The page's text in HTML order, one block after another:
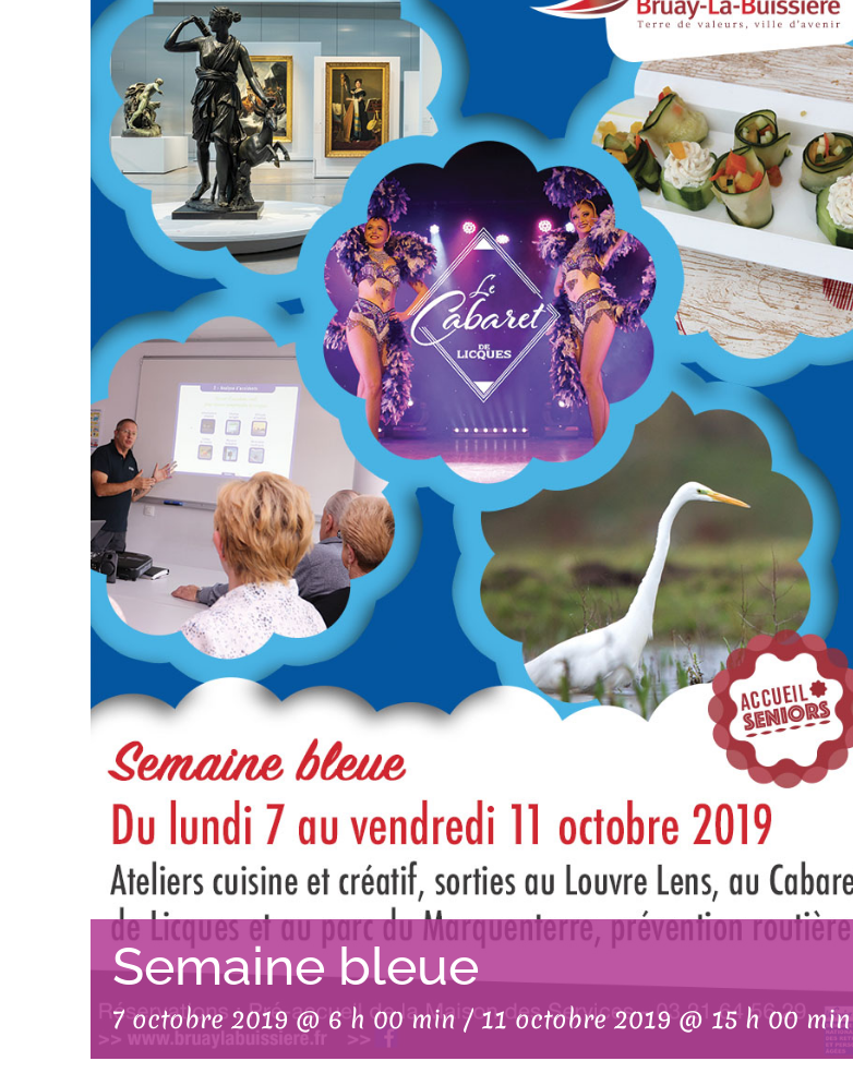
Semaine bleue
7 octobre 2019 @ 6 h 00 min /11 octobre 2019 @ 15 h 00 min